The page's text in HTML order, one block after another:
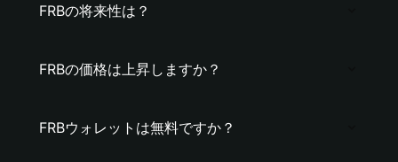
FRBの将来性は？
FRBの価格は上昇しますか？
FRBウォレットは無料ですか？